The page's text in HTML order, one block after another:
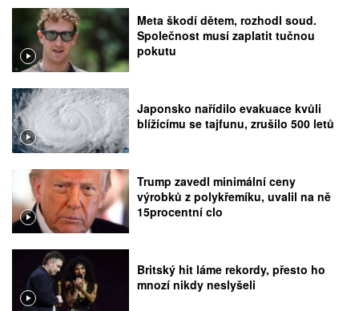
Meta škodí dětem, rozhodl soud.
Společnost musí zaplatit tučnou
pokutu
Japonsko nařídilo evakuace kvůli
blížícímu se tajfunu, zrušilo 500 letů
Trump zavedl minimální ceny
výrobků z polykřemíku, uvalil na ně
15procentní clo
Britský hit láme rekordy, přesto ho
mnozí nikdy neslyšeli